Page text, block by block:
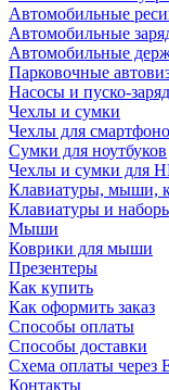
Автомобильные
Автомобильные
Автомобильные
Парковочные
Насосы и пуско-
Чехлы и сумки
Чехлы для
Сумки для ноутбуков
Чехлы и сумки для
Клавиатуры, мыши,
Клавиатуры и
Мыши
Коврики для мыши
Презентеры
Как купить
Как оформить заказ
Способы оплаты
Способы доставки
Схема оплаты через
Контакты